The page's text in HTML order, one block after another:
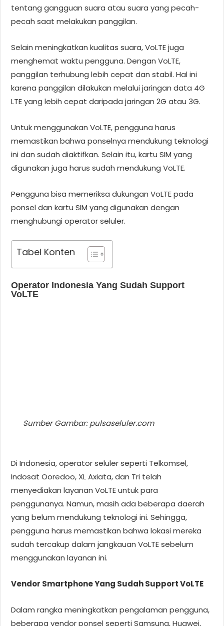
tentang gangguan suara atau suara yang pecah-
pecah saat melakukan panggilan.
Selain meningkatkan kualitas suara, VoLTE juga
menghemat waktu pengguna. Dengan VoLTE,
panggilan terhubung lebih cepat dan stabil. Hal ini
karena panggilan dilakukan melalui jaringan data 4G
LTE yang lebih cepat daripada jaringan 2G atau 3G.
Untuk menggunakan VoLTE, pengguna harus
memastikan bahwa ponselnya mendukung teknologi
ini dan sudah diaktifkan. Selain itu, kartu SIM yang
digunakan juga harus sudah mendukung VoLTE.
Pengguna bisa memeriksa dukungan VoLTE pada
ponsel dan kartu SIM yang digunakan dengan
menghubungi operator seluler.
Tabel Konten
Operator Indonesia Yang Sudah Support
VoLTE
Sumber Gambar: pulsaseluler.com
Di Indonesia, operator seluler seperti Telkomsel,
Indosat Ooredoo, XL Axiata, dan Tri telah
menyediakan layanan VoLTE untuk para
penggunanya. Namun, masih ada beberapa daerah
yang belum mendukung teknologi ini. Sehingga,
pengguna harus memastikan bahwa lokasi mereka
sudah tercakup dalam jangkauan VoLTE sebelum
menggunakan layanan ini.
Vendor Smartphone Yang Sudah Support VoLTE
Dalam rangka meningkatkan pengalaman pengguna,
beberapa vendor ponsel seperti Samsung, Huawei,